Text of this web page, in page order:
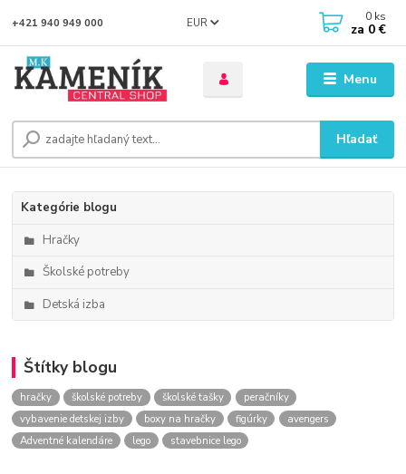
Menu
EUR
Hľadať
+421 940 949 000 0 ks
za 0 €
Kategórie blogu
Hračky
Školské potreby
Detská izba
Štítky blogu
hračky školské potreby školské tašky
peračníky
vybavenie detskej izby
boxy na hračky figúrky
avengers
Adventné kalendáre
lego stavebnice lego